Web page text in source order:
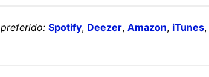
Spotify, Deezer, Amazon, iTunes,